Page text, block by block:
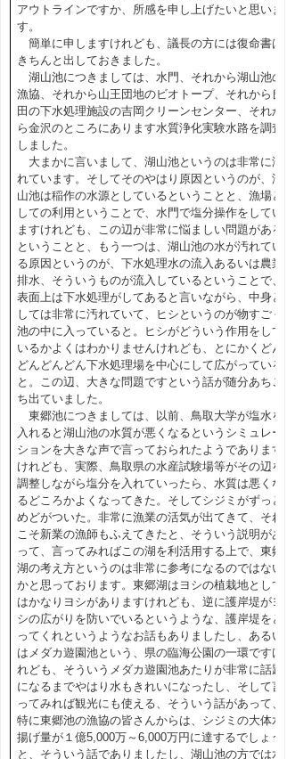
アウトラインですか、所感を申し上げたいと思いま
す。
簡単に申しますけれども、議長の方には復命書は
きちんと出しておきました。
湖山池につきましては、水門、それから湖山池の
漁協、それから山王団地のビオトープ、それから良
田の下水処理施設の吉岡クリーンセンター、それか
ら金沢のところにあります水質浄化実験水路を調査
しました。
大まかに言いまして、湖山池というのは非常に汚
れています。そしてそのやはり原因というのが、湖
山池は稲作の水源としているということと、漁場と
しての利用ということで、水門で塩分操作をしてい
ますけれども、この辺が非常に悩ましい問題がある
ということと、もう一つは、湖山池の水が汚れてい
る原因というのが、下水処理水の流入あるいは農業
排水、そういうものが流入しているということで、
表面上は下水処理がしてあると言いながら、中身と
しては非常に汚れていて、ヒシというのが物すごく
池の中に入っていると。ヒシがどういう作用をして
いるかよくはわかりませんけれども、とにかくどん
どんどんどん下水処理場を中心にして広がっている
と。この辺、大きな問題ですという話が随分あちこ
ち出ていました。
東郷池につきましては、以前、鳥取大学が塩水を
入れると湖山池の水質が悪くなるというシミュレー
ションを大きな声で言っておられたようであります
けれども、実際、鳥取県の水産試験場等がその辺を
調整しながら塩分を入れていったら、水質は悪くな
るどころかよくなってきた。そしてシジミがずっと
めどがついた。非常に漁業の活気が出てきて、それ
こそ新業の漁師もふえてきたと、そういう説明があ
って、言ってみればこの湖を利活用する上で、東郷
湖の考え方というのは非常に参考になるのではない
かと思っております。東郷湖はヨシの植栽地として
はかなりヨシがありますけれども、逆に護岸堤がヨ
シの広がりを防いでいるというような、護岸堤をと
ってくれというようなお話もありましたし、あるい
はメダカ遊園池という、県の臨海公園の一環ですけ
れども、そういうメダカ遊園池あたりが非常に話題
になるまでやはり水もきれいになったし、そして言
ってみれば観光にも使える、そういう話があって、
特に東郷池の漁協の皆さんからは、シジミの大体水
揚げ量が１億5,000万～6,000万円に達するでしょう
と、そういう話でありましたし、湖山池の方では水